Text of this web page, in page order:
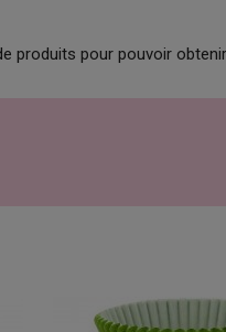
produits pour pouvoir